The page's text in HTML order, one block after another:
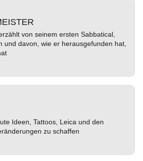
von seinem ersten Sabbatical,
und davon, wie er herausgefunden hat,
Ideen, Tattoos, Leica und den
zu schaffen